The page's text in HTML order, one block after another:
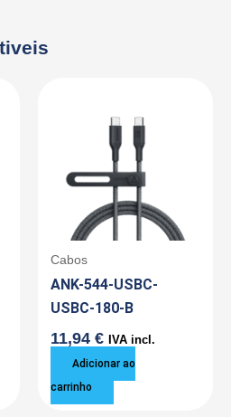
Cabos
ANK-544-USBC-
USBC-180-B
11,94 € IVA incl.
Adicionar ao
carrinho